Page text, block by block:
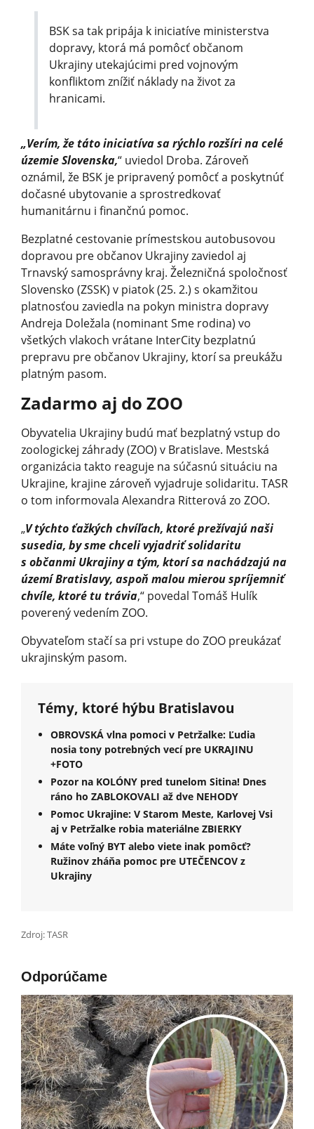
BSK sa tak pripája k iniciatíve ministerstva
dopravy, ktorá má pomôcť občanom
Ukrajiny utekajúcimi pred vojnovým
konfliktom znížiť náklady na život za
hranicami.
„Verím, že táto iniciatíva sa rýchlo rozšíri na celé
územie Slovenska,“ uviedol Droba. Zároveň
oznámil, že BSK je pripravený pomôcť a poskytnúť
dočasné ubytovanie a sprostredkovať
humanitárnu i finančnú pomoc.
Bezplatné cestovanie prímestskou autobusovou
dopravou pre občanov Ukrajiny zaviedol aj
Trnavský samosprávny kraj. Železničná spoločnosť
Slovensko (ZSSK) v piatok (25. 2.) s okamžitou
platnosťou zaviedla na pokyn ministra dopravy
Andreja Doležala (nominant Sme rodina) vo
všetkých vlakoch vrátane InterCity bezplatnú
prepravu pre občanov Ukrajiny, ktorí sa preukážu
platným pasom.
Zadarmo aj do ZOO
Obyvatelia Ukrajiny budú mať bezplatný vstup do
zoologickej záhrady (ZOO) v Bratislave. Mestská
organizácia takto reaguje na súčasnú situáciu na
Ukrajine, krajine zároveň vyjadruje solidaritu. TASR
o tom informovala Alexandra Ritterová zo ZOO.
„V týchto ťažkých chvíľach, ktoré prežívajú naši
susedia, by sme chceli vyjadriť solidaritu
s občanmi Ukrajiny a tým, ktorí sa nachádzajú na
území Bratislavy, aspoň malou mierou spríjemniť
chvíle, ktoré tu trávia,“ povedal Tomáš Hulík
poverený vedením ZOO.
Obyvateľom stačí sa pri vstupe do ZOO preukázať
ukrajinským pasom.
Témy, ktoré hýbu Bratislavou
OBROVSKÁ vlna pomoci v Petržalke: Ľudia
nosia tony potrebných vecí pre UKRAJINU
+FOTO
Pozor na KOLÓNY pred tunelom Sitina! Dnes
ráno ho ZABLOKOVALI až dve NEHODY
Pomoc Ukrajine: V Starom Meste, Karlovej Vsi
aj v Petržalke robia materiálne ZBIERKY
Máte voľný BYT alebo viete inak pomôcť?
Ružinov zháňa pomoc pre UTEČENCOV z
Ukrajiny
Zdroj: TASR
Odporúčame